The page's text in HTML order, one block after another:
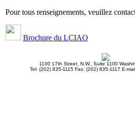
Pour tous renseignements, veuillez
Brochure du LCIAO
1100 17th Street, N.W., Suite 1100
Tel: (202) 835-1115 Fax: (202) 835-1117 E-